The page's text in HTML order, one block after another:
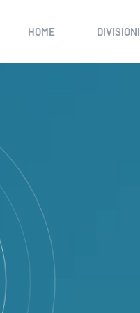
HOME DIVISIONI